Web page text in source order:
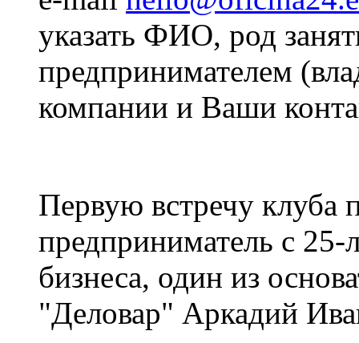
указать ФИО, род
предпринимателем
компании и Ваши
Первую встречу клуба
предприниматель с 25-
бизнеса, один из
"Деловар" Аркадий